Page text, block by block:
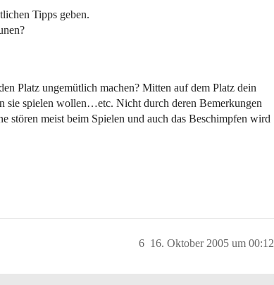
Tipps geben.
Platz ungemütlich machen? Mitten auf dem Platz dein
sie spielen wollen…etc. Nicht durch deren Bemerkungen
stören meist beim Spielen und auch das Beschimpfen wird
16. Oktober 2005 um 00:12
6